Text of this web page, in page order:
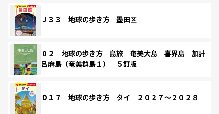
Ｊ３３ 地球の歩き方 墨田区
０２ 地球の歩き方 島旅 奄美大島 喜界島 加計
呂麻島（奄美群島１） ５訂版
Ｄ１７ 地球の歩き方 タイ ２０２７～２０２８